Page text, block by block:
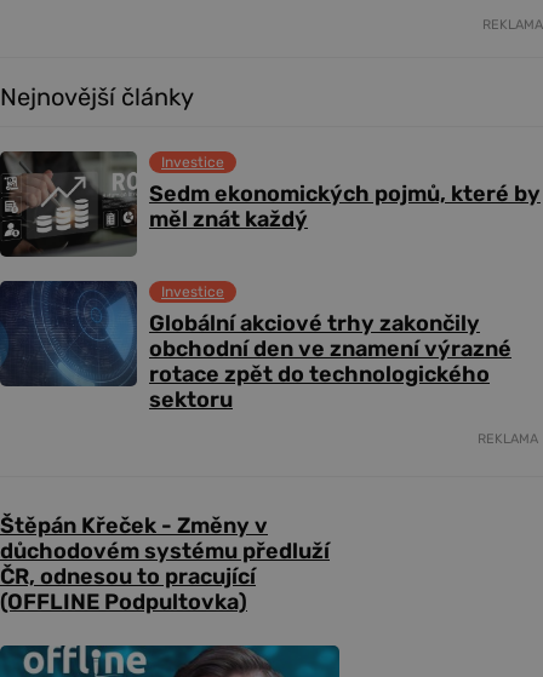
REKLAMA
Nejnovější články
Sedm ekonomických pojmů, které by
měl znát každý
Investice
Globální akciové trhy zakončily
obchodní den ve znamení výrazné
rotace zpět do technologického
sektoru
Investice
REKLAMA
Štěpán Křeček - Změny v
důchodovém systému předluží
ČR, odnesou to pracující
(OFFLINE Podpultovka)